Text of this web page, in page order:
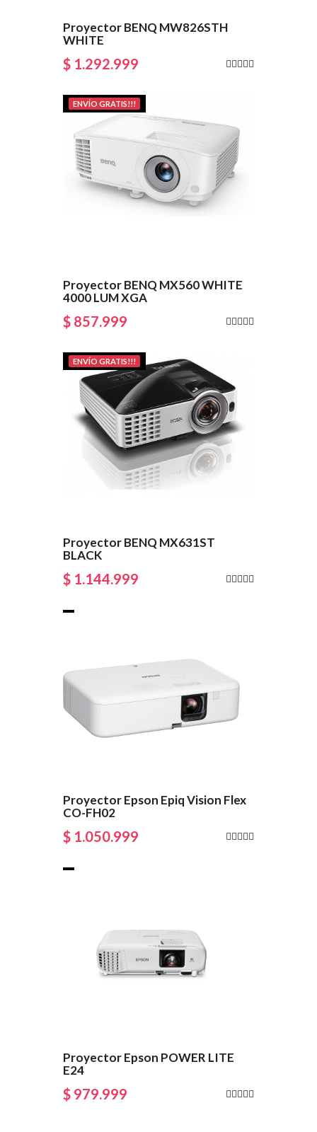
Proyector BENQ MW826STH
WHITE
$ 1.292.999
ENVÍO GRATIS!!!
Proyector BENQ MX560 WHITE
4000 LUM XGA
$ 857.999
ENVÍO GRATIS!!!
Proyector BENQ MX631ST
BLACK
$ 1.144.999
Proyector Epson Epiq Vision Flex
CO-FH02
$ 1.050.999
Proyector Epson POWER LITE
E24
$ 979.999